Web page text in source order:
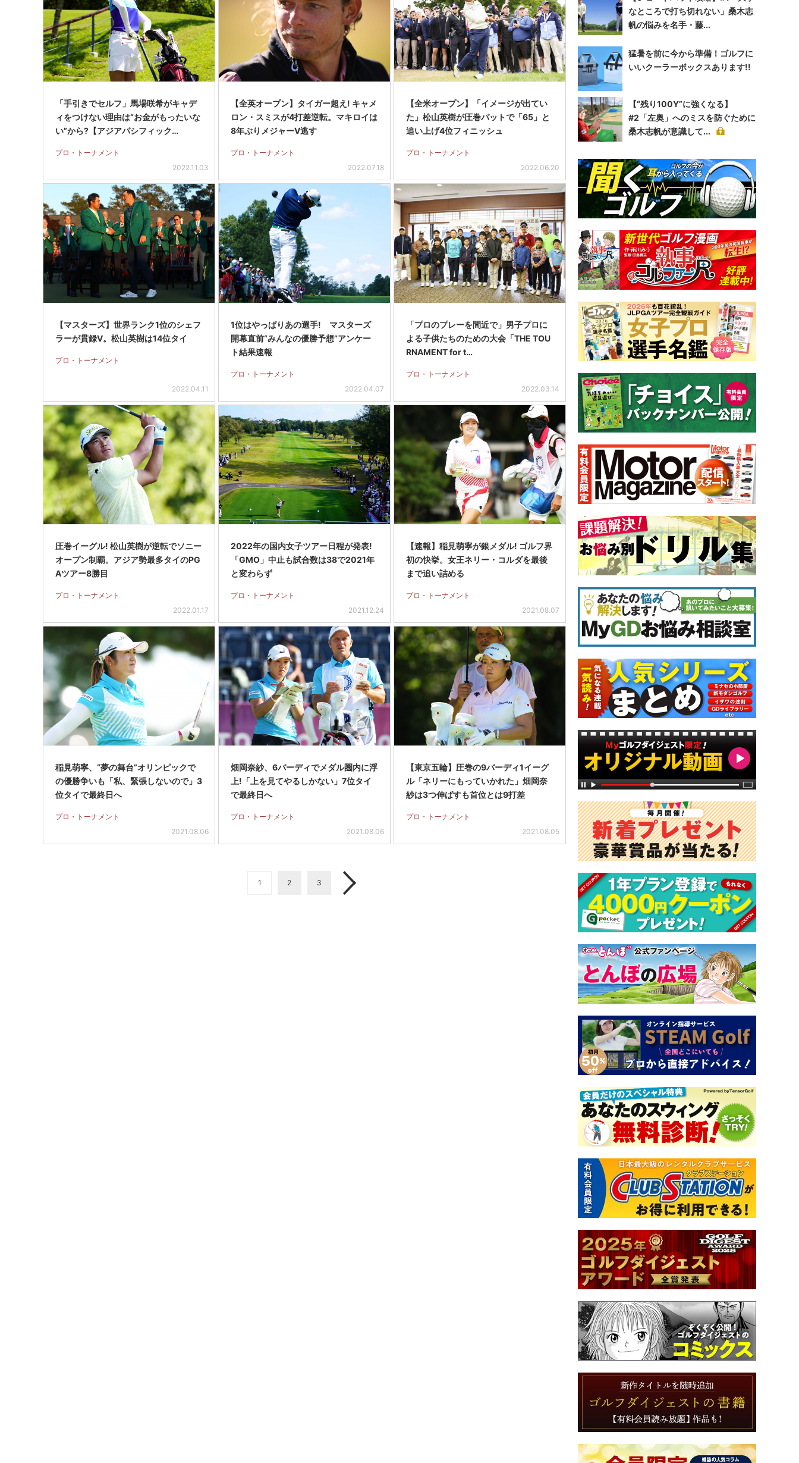
「手引きでセルフ」馬場咲希がキャデ
ィをつけない理由は“お金がもったいな
い”から?【アジアパシフィック…
プロ・トーナメント
2022.11.03
【全英オープン】タイガー超え! キャメ
ロン・スミスが4打差逆転。マキロイは
8年ぶりメジャーV逃す
プロ・トーナメント
2022.07.18
【全米オープン】「イメージが出てい
た」松山英樹が圧巻パットで「65」と
追い上げ4位フィニッシュ
プロ・トーナメント
2022.06.20
【マスターズ】世界ランク1位のシェフ
ラーが貫録V。松山英樹は14位タイ
プロ・トーナメント
2022.04.11
1位はやっぱりあの選手! マスターズ
開幕直前“みんなの優勝予想”アンケー
ト結果速報
プロ・トーナメント
2022.04.07
「プロのプレーを間近で」男子プロに
よる子供たちのための大会「THE TOU
RNAMENT for t…
プロ・トーナメント
2022.03.14
圧巻イーグル! 松山英樹が逆転でソニー
オープン制覇。アジア勢最多タイのPG
Aツアー8勝目
プロ・トーナメント
2022.01.17
2022年の国内女子ツアー日程が発表!
「GMO」中止も試合数は38で2021年
と変わらず
プロ・トーナメント
2021.12.24
【速報】稲見萌寧が銀メダル! ゴルフ界
初の快挙。女王ネリー・コルダを最後
まで追い詰める
プロ・トーナメント
2021.08.07
稲見萌寧、“夢の舞台”オリンピックで
の優勝争いも「私、緊張しないので」3
位タイで最終日へ
プロ・トーナメント
2021.08.06
畑岡奈紗、6バーディでメダル圏内に浮
上!「上を見てやるしかない」7位タイ
で最終日へ
プロ・トーナメント
2021.08.06
【東京五輪】圧巻の9バーディ1イーグ
ル「ネリーにもっていかれた」畑岡奈
紗は3つ伸ばすも首位とは9打差
プロ・トーナメント
2021.08.05
1 2 3
なところで打ち切れない」桑木志
帆の悩みを名手・藤...
猛暑を前に今から準備！ゴルフに
いいクーラーボックスあります!!
【“残り100Y”に強くなる】
#2「左奥」へのミスを防ぐために
桑木志帆が意識して...